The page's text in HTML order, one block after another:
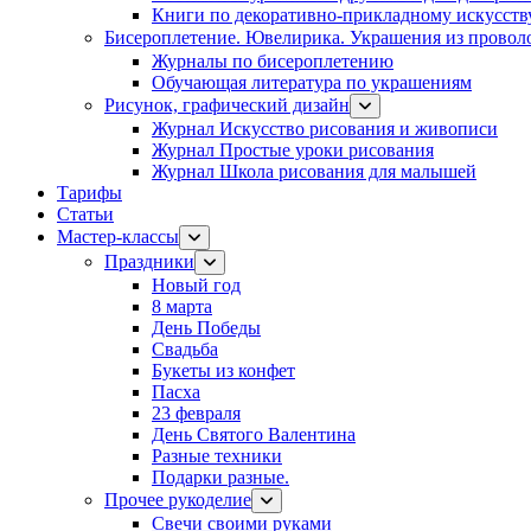
Книги по декоративно-прикладному
Бисероплетение. Ювелирика. Украшения из
Журналы по бисероплетению
Обучающая литература по украшениям
Рисунок, графический дизайн
Журнал Искусство рисования и живописи
Журнал Простые уроки рисования
Журнал Школа рисования для малышей
Тарифы
Статьи
Мастер-классы
Праздники
Новый год
8 марта
День Победы
Свадьба
Букеты из конфет
Пасха
23 февраля
День Святого Валентина
Разные техники
Подарки разные.
Прочее рукоделие
Свечи своими руками